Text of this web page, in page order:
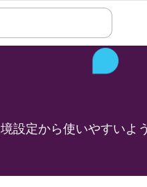
設定から使いやすいよ